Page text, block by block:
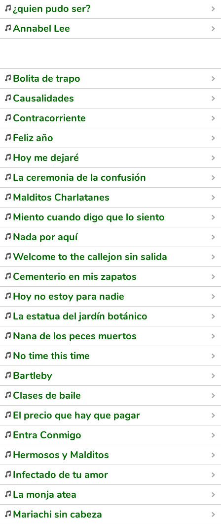
¿quien pudo ser?
Annabel Lee
Bolita de trapo
Causalidades
Contracorriente
Feliz año
Hoy me dejaré
La ceremonia de la confusión
Malditos Charlatanes
Miento cuando digo que lo siento
Nada por aquí
Welcome to the callejon sin salida
Cementerio en mis zapatos
Hoy no estoy para nadie
La estatua del jardín botánico
Nana de los peces muertos
No time this time
Bartleby
Clases de baile
El precio que hay que pagar
Entra Conmigo
Hermosos y Malditos
Infectado de tu amor
La monja atea
Mariachi sin cabeza